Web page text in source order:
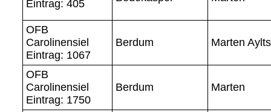
Eintrag: 405
OFB
Carolinensiel
Eintrag: 1067
Berdum Marten Aylts
OFB
Carolinensiel
Eintrag: 1750
Berdum Marten